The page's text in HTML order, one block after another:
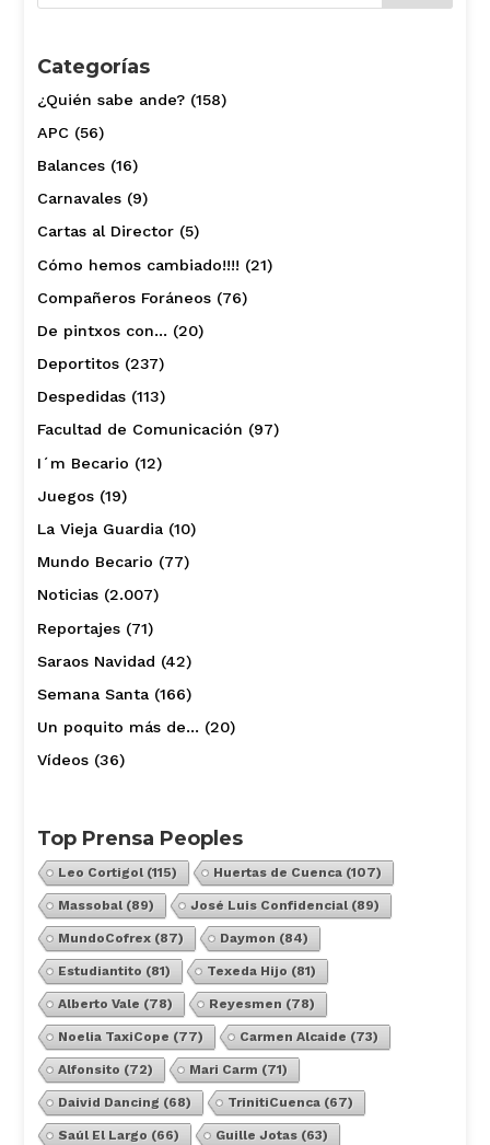
Categorías
¿Quién sabe ande?(158)
APC(56)
Balances(16)
Carnavales(9)
Cartas al Director(5)
Cómo hemos cambiado!!!! (21)
Compañeros Foráneos(76)
De pintxos con… (20)
Deportitos(237)
Despedidas(113)
Facultad de Comunicación (97)
I´m Becario (12)
Juegos(19)
La Vieja Guardia(10)
Mundo Becario (77)
Noticias(2.007)
Reportajes(71)
Saraos Navidad (42)
Semana Santa(166)
Un poquito más de… (20)
Vídeos(36)
Top Prensa Peoples
Leo Cortigol(115) Huertas de Cuenca(107)
Massobal(89) José Luis Confidencial(89)
MundoCofrex(87) Daymon (84)
Estudiantito (81) Texeda Hijo (81)
Alberto Vale (78) Reyesmen (78)
Noelia TaxiCope (77) Carmen Alcaide (73)
Alfonsito (72) Mari Carm (71)
Daivid Dancing (68) TrinitiCuenca(67)
Saúl El Largo (66) Guille Jotas(63)